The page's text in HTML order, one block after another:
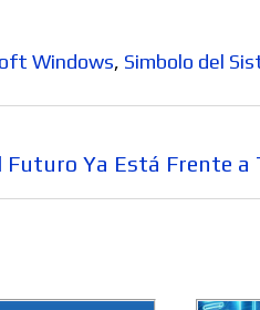
Windows, Simbolo del
Ya Está Frente a